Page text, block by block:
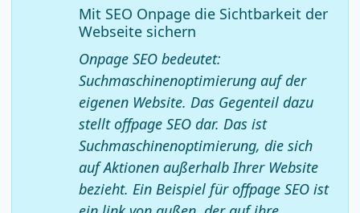
Mit SEO Onpage die Sichtbarkeit der
Webseite sichern
Onpage SEO bedeutet:
Suchmaschinenoptimierung auf der
eigenen Website. Das Gegenteil dazu
stellt offpage SEO dar. Das ist
Suchmaschinenoptimierung, die sich
auf Aktionen außerhalb Ihrer Website
bezieht. Ein Beispiel für offpage SEO ist